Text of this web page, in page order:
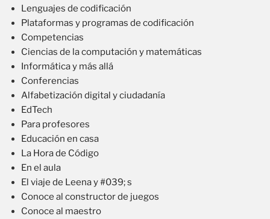
Lenguajes de codificación
Plataformas y programas de codificación
Competencias
Ciencias de la computación y matemáticas
Informática y más allá
Conferencias
Alfabetización digital y ciudadanía
EdTech
Para profesores
Educación en casa
La Hora de Código
En el aula
El viaje de Leena y #039; s
Conoce al constructor de juegos
Conoce al maestro